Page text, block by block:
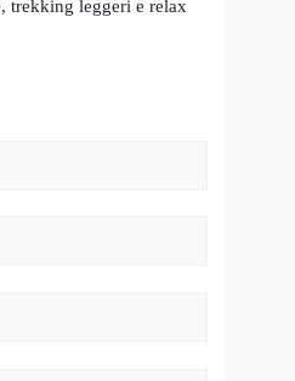
trekking leggeri e relax